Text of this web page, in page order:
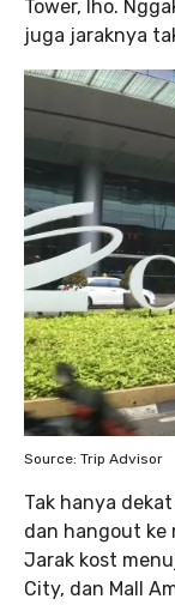
Tower, lho.
juga jaraknya
Source: Trip Advisor
Tak hanya
dan hangout ke
Jarak kost
City, dan Mall